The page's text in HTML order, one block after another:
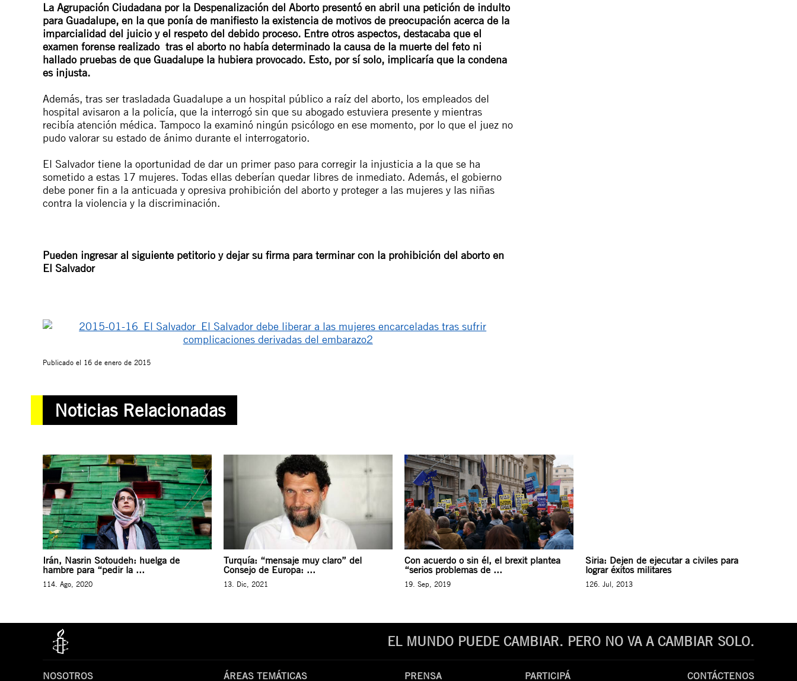
La Agrupación Ciudadana por la Despenalización del Aborto presentó en abril una petición de indulto
para Guadalupe, en la que ponía de manifiesto la existencia de motivos de preocupación acerca de la
imparcialidad del juicio y el respeto del debido proceso. Entre otros aspectos, destacaba que el
examen forense realizado tras el aborto no había determinado la causa de la muerte del feto ni
hallado pruebas de que Guadalupe la hubiera provocado. Esto, por sí solo, implicaría que la condena
es injusta.
Además, tras ser trasladada Guadalupe a un hospital público a raíz del aborto, los empleados del
hospital avisaron a la policía, que la interrogó sin que su abogado estuviera presente y mientras
recibía atención médica. Tampoco la examinó ningún psicólogo en ese momento, por lo que el juez no
pudo valorar su estado de ánimo durante el interrogatorio.
El Salvador tiene la oportunidad de dar un primer paso para corregir la injusticia a la que se ha
sometido a estas 17 mujeres. Todas ellas deberían quedar libres de inmediato. Además, el gobierno
debe poner fin a la anticuada y opresiva prohibición del aborto y proteger a las mujeres y las niñas
contra la violencia y la discriminación.
Pueden ingresar al siguiente petitorio y dejar su firma para terminar con la prohibición del aborto en
El Salvador
Publicado el 16 de enero de 2015
Noticias Relacionadas
Irán, Nasrin Sotoudeh: huelga de
hambre para “pedir la ...
114. Ago, 2020
Turquía: “mensaje muy claro” del
Consejo de Europa: ...
13. Dic, 2021
Con acuerdo o sin él, el brexit plantea
“serios problemas de ...
19. Sep, 2019
Siria: Dejen de ejecutar a civiles para
lograr éxitos militares
126. Jul, 2013
EL MUNDO PUEDE CAMBIAR. PERO NO VA A CAMBIAR SOLO.
NOSOTROS ÁREAS TEMÁTICAS PRENSA PARTICIPÁ CONTÁCTENOS